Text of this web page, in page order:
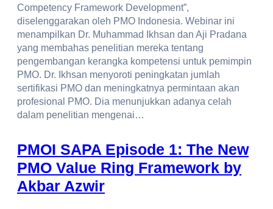
Competency Framework Development”,
diselenggarakan oleh PMO Indonesia. Webinar ini
menampilkan Dr. Muhammad Ikhsan dan Aji Pradana
yang membahas penelitian mereka tentang
pengembangan kerangka kompetensi untuk pemimpin
PMO. Dr. Ikhsan menyoroti peningkatan jumlah
sertifikasi PMO dan meningkatnya permintaan akan
profesional PMO. Dia menunjukkan adanya celah
dalam penelitian mengenai…
PMOI SAPA Episode 1: The New
PMO Value Ring Framework by
Akbar Azwir